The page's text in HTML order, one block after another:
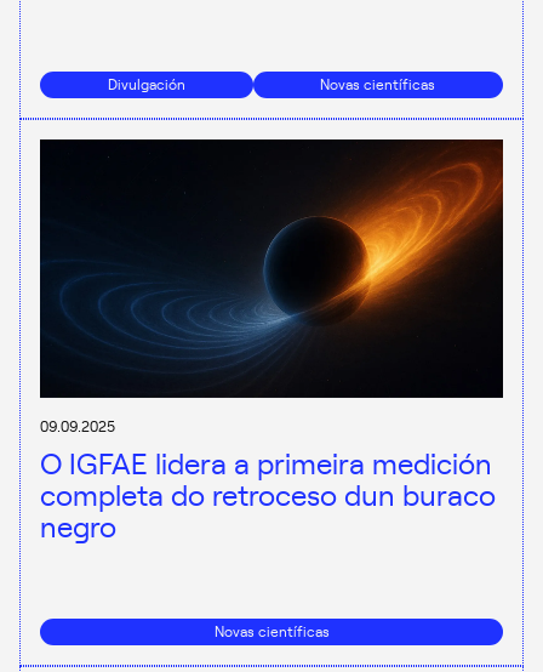
Divulgación Novas científicas
09.09.2025
O IGFAE lidera a primeira medición
completa do retroceso dun buraco
negro
Novas científicas